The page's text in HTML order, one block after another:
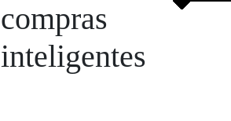
compras
inteligentes